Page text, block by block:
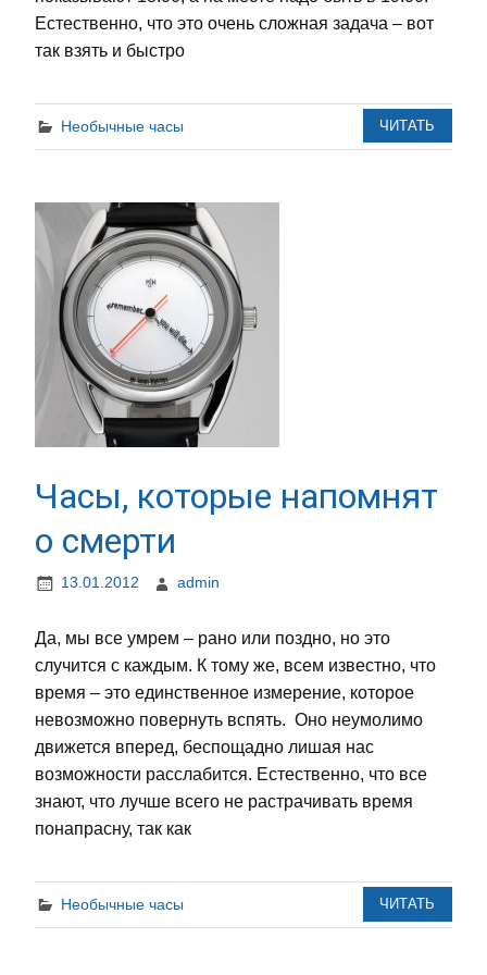
Естественно, что это очень сложная задача – вот
так взять и быстро
Необычные часы ЧИТАТЬ
Часы, которые напомнят
о смерти
13.01.2012 admin
Да, мы все умрем – рано или поздно, но это
случится с каждым. К тому же, всем известно, что
время – это единственное измерение, которое
невозможно повернуть вспять. Оно неумолимо
движется вперед, беспощадно лишая нас
возможности расслабится. Естественно, что все
знают, что лучше всего не растрачивать время
понапрасну, так как
Необычные часы ЧИТАТЬ